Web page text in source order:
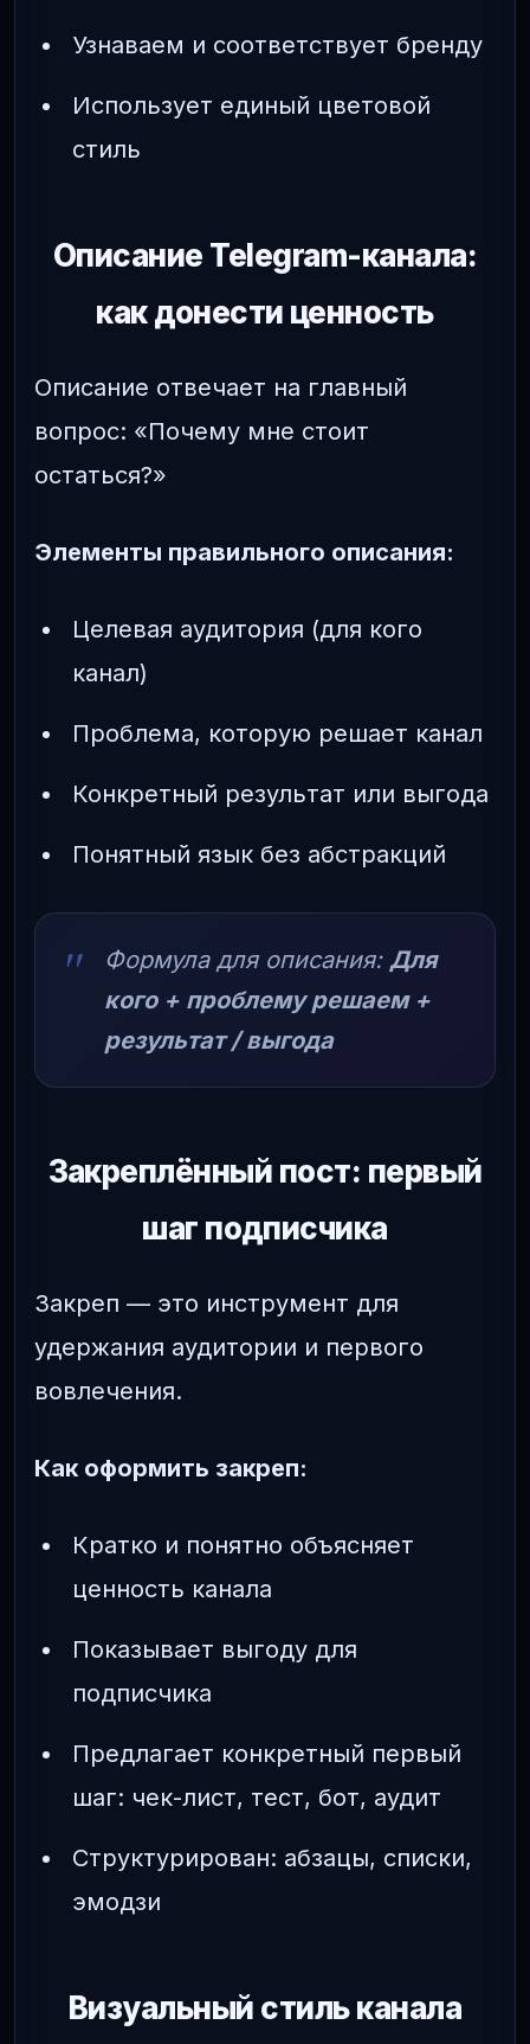
Узнаваем и соответствует бренду
Использует единый цветовой
стиль
Описание Telegram-канала:
как донести ценность
Описание отвечает на главный
вопрос: «Почему мне стоит
остаться?»
Элементы правильного описания:
Целевая аудитория (для кого
канал)
Проблема, которую решает канал
Конкретный результат или выгода
Понятный язык без абстракций
Формула для описания: Для
кого + проблему решаем +
результат / выгода
Закреплённый пост: первый
шаг подписчика
Закреп — это инструмент для
удержания аудитории и первого
вовлечения.
Как оформить закреп:
Кратко и понятно объясняет
ценность канала
Показывает выгоду для
подписчика
Предлагает конкретный первый
шаг: чек-лист, тест, бот, аудит
Структурирован: абзацы, списки,
эмодзи
Визуальный стиль канала